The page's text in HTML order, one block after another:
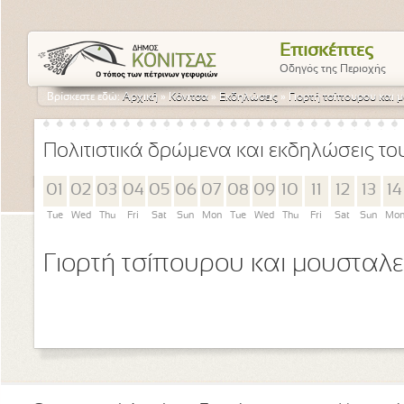
Επισκέπτες
Οδηγός της Περιοχής
Βρίσκεστε εδώ:Αρχική » Κόνιτσα » Εκδηλώσεις » Γιορτή τσίπουρου και
Πολιτιστικά δρώμενα και εκδηλώσεις
01
Tue
02
Wed
03
Thu
04
Fri
05
Sat
06
Sun
07
Mon
08
Tue
09
Wed
10
Thu Fri
12
Sat
13
Sun
14
Mon
Γιορτή τσίπουρου και